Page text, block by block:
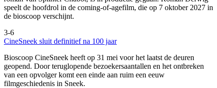
speelt de hoofdrol in de coming-of-agefilm, die op 7 oktober 2027 in
de bioscoop verschijnt.
3-6
CineSneek sluit definitief na 100 jaar
Bioscoop CineSneek heeft op 31 mei voor het laatst de deuren
geopend. Door teruglopende bezoekersaantallen en het ontbreken
van een opvolger komt een einde aan ruim een eeuw
filmgeschiedenis in Sneek.